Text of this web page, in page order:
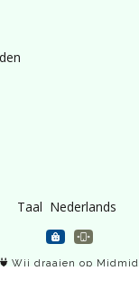
Taal
Wij draaien op Midmid